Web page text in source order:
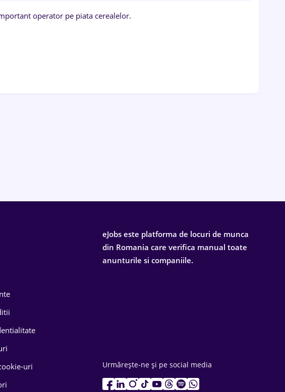
operator pe piata cerealelor.
uri
eJobs este platforma de locuri de munca
din Romania care verifica manual toate
anunturile si companiile.
Urmărește-ne și pe social media